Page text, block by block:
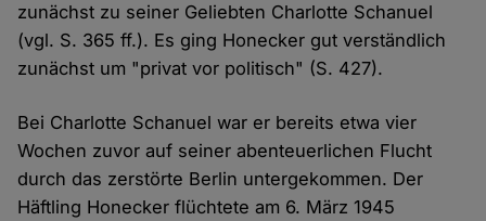
zunächst zu seiner Geliebten Charlotte Schanuel
(vgl. S. 365 ff.). Es ging Honecker gut verständlich
zunächst um "privat vor politisch" (S. 427).
Bei Charlotte Schanuel war er bereits etwa vier
Wochen zuvor auf seiner abenteuerlichen Flucht
durch das zerstörte Berlin untergekommen. Der
Häftling Honecker flüchtete am 6. März 1945